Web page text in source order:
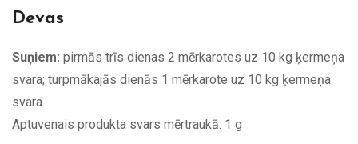
Devas
Suņiem: pirmās trīs dienas 2 mērkarotes uz 10 kg ķermeņa
svara; turpmākajās dienās 1 mērkarote uz 10 kg ķermeņa
svara.
Aptuvenais produkta svars mērtraukā: 1 g